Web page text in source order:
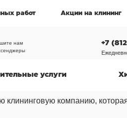
работ Акции на клининг
нам
+7
услуги
компанию,